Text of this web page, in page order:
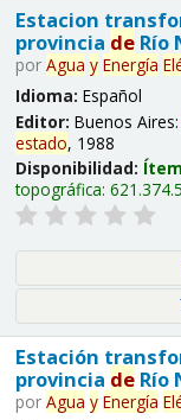
Estacion
provincia deRío
por Agua y Energía
Idioma: Español
Editor: Buenos Aires:
estado, 1988
Disponibilidad:
topográfica:
Estación
provincia deRío
por Agua y Energía